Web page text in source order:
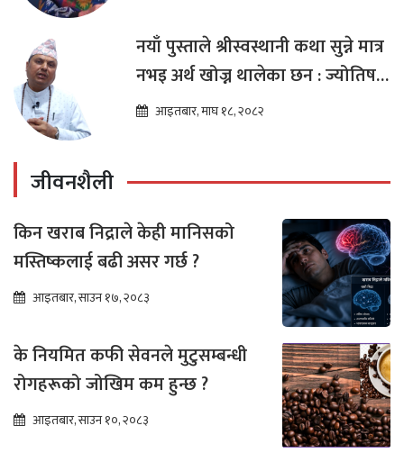
नयाँ पुस्ताले श्रीस्वस्थानी कथा सुन्ने मात्र
नभइ अर्थ खोज्न थालेका छन : ज्योतिष
तारा लोचन न्यौपाने
आइतबार, माघ १८, २०८२
जीवनशैली
किन खराब निद्राले केही मानिसको
मस्तिष्कलाई बढी असर गर्छ ?
आइतबार, साउन १७, २०८३
के नियमित कफी सेवनले मुटुसम्बन्धी
रोगहरूको जोखिम कम हुन्छ ?
आइतबार, साउन १०, २०८३